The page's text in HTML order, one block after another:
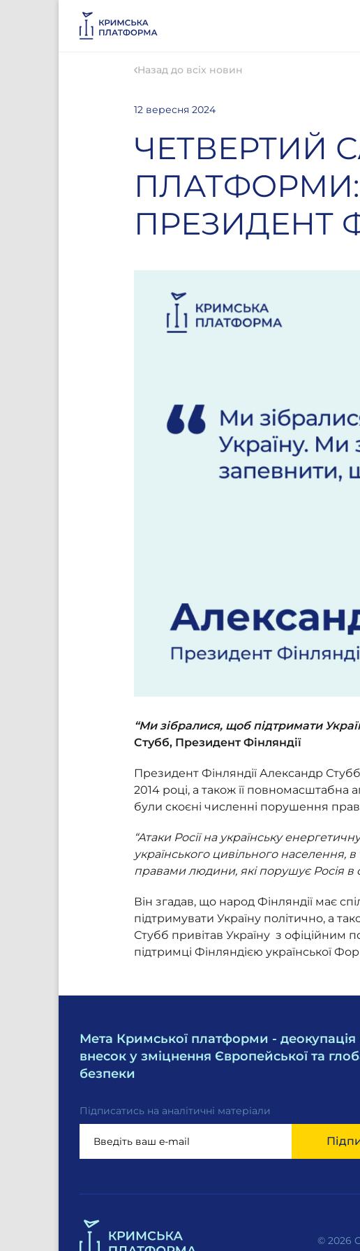
Назад до всіх новин
12 вересня 2024
ЧЕТВЕРТИЙ
ПЛАТФОРМИ:
ПРЕЗИДЕНТ
“Ми зібралися, щоб підтримати
Стубб, Президент Фінляндії
Президент Фінляндії Александр
2014 році, а також її
були скоєні численні порушення
“Атаки Росії на українську
українського цивільного населення,
правами людини, які порушує Росія в
Він згадав, що народ Фінляндії має
підтримувати Україну політично, а
Стубб привітав Україну з офіційним
підтримці Фінляндією української
Мета Кримської платформи -
внесок у зміцнення Європейської та
безпеки
Підписатись на аналітичні матеріали
© 2026